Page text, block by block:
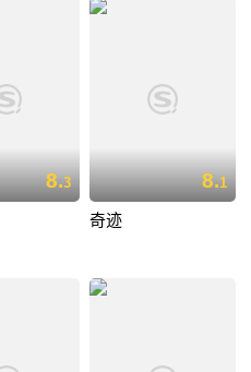
8.3 8.1
奇迹